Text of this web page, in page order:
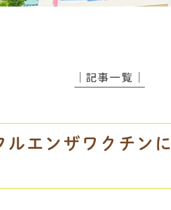
│記事一覧│
ルエンザワクチン